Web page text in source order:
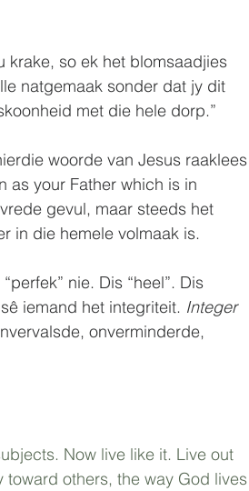
krake, so ek het blomsaadjies
natgemaak sonder dat jy dit
met die hele dorp.”
woorde van Jesus raaklees
as your Father which is in
gevul, maar steeds het
in die hemele volmaak is.
nie. Dis “heel”. Dis
iemand het integriteit. Integer
onverminderde,
Now live like it. Live out
others, the way God lives